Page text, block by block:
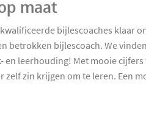
maat
bijlescoaches klaar
betrokken bijlescoach. We
leerhouding! Met mooie
zin krijgen om te leren. Een